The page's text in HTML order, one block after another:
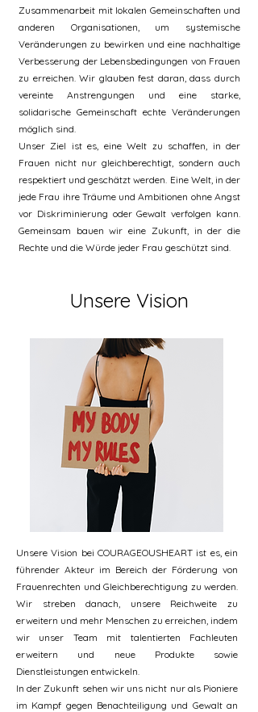
Zusammenarbeit mit lokalen Gemeinschaften und
anderen Organisationen, um systemische
Veränderungen zu bewirken und eine nachhaltige
Verbesserung der Lebensbedingungen von Frauen
zu erreichen. Wir glauben fest daran, dass durch
vereinte Anstrengungen und eine starke,
solidarische Gemeinschaft echte Veränderungen
möglich sind.
Unser Ziel ist es, eine Welt zu schaffen, in der
Frauen nicht nur gleichberechtigt, sondern auch
respektiert und geschätzt werden. Eine Welt, in der
jede Frau ihre Träume und Ambitionen ohne Angst
vor Diskriminierung oder Gewalt verfolgen kann.
Gemeinsam bauen wir eine Zukunft, in der die
Rechte und die Würde jeder Frau geschützt sind.
Unsere Vision
Unsere Vision bei COURAGEOUSHEART ist es, ein
führender Akteur im Bereich der Förderung von
Frauenrechten und Gleichberechtigung zu werden.
Wir streben danach, unsere Reichweite zu
erweitern und mehr Menschen zu erreichen, indem
wir unser Team mit talentierten Fachleuten
erweitern und neue Produkte sowie
Dienstleistungen entwickeln.
In der Zukunft sehen wir uns nicht nur als Pioniere
im Kampf gegen Benachteiligung und Gewalt an